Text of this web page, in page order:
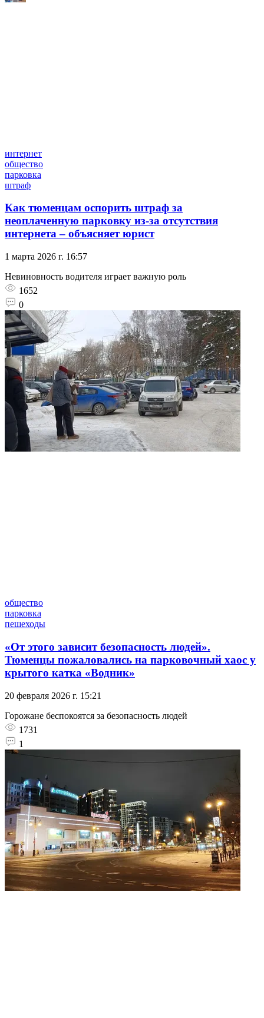
интернет
общество
парковка
штраф
Как тюменцам оспорить штраф за
неоплаченную парковку из-за отсутствия
интернета – объясняет юрист
1 марта 2026 г. 16:57
Невиновность водителя играет важную роль
1652
0
общество
парковка
пешеходы
«От этого зависит безопасность людей».
Тюменцы пожаловались на парковочный хаос у
крытого катка «Водник»
20 февраля 2026 г. 15:21
Горожане беспокоятся за безопасность людей
1731
1